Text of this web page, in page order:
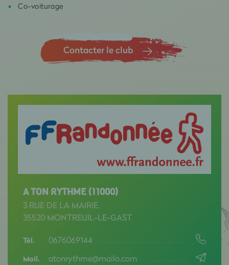
Co-voiturage
Contacter le club
A TON RYTHME (11000)
3 RUE DE LA MAIRIE,
35520 MONTREUIL-LE-GAST
Tél. 0676069144
Mail. atonrythme@mailo.com